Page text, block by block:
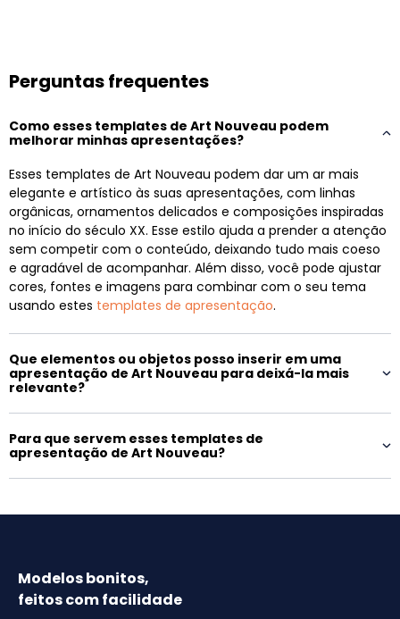
Perguntas frequentes
Como esses templates de Art Nouveau podem
melhorar minhas apresentações?
Esses templates de Art Nouveau podem dar um ar mais
elegante e artístico às suas apresentações, com linhas
orgânicas, ornamentos delicados e composições inspiradas
no início do século XX. Esse estilo ajuda a prender a atenção
sem competir com o conteúdo, deixando tudo mais coeso
e agradável de acompanhar. Além disso, você pode ajustar
cores, fontes e imagens para combinar com o seu tema
usando estes templates de apresentação.
Que elementos ou objetos posso inserir em uma
apresentação de Art Nouveau para deixá-la mais
relevante?
Para que servem esses templates de
apresentação de Art Nouveau?
Modelos bonitos,
feitos com facilidade